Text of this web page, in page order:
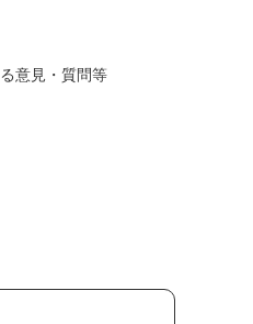
意見・質問等